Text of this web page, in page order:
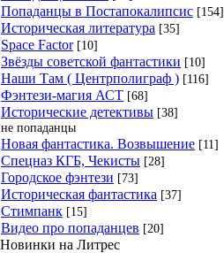
Попаданцы в Постапокалипсис [154]
Историческая литература [35]
Space Factor [10]
Звёзды советской фантастики [10]
Наши Там ( Центрполиграф ) [116]
Фэнтези-магия АСТ [68]
Исторические детективы [38]
не попаданцы
Новая фантастика. Возвышение [11]
Спецназ КГБ, Чекисты [28]
Городское фэнтези [73]
Историческая фантастика [37]
Стимпанк [15]
Видео про попаданцев [20]
Новинки на Литрес